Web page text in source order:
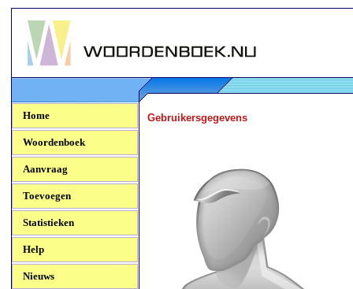
Woordenboek.NU
Home
Woordenboek
Aanvraag
Toevoegen
Statistieken
Help
Nieuws
Gebruikersgegevens